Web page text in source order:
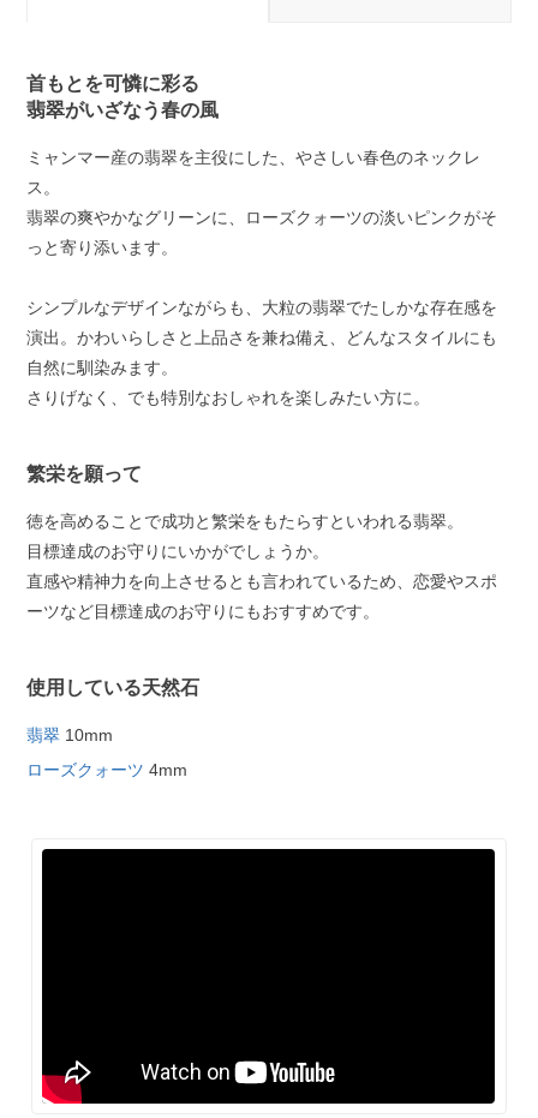
首もとを可憐に彩る
翡翠がいざなう春の風
ミャンマー産の翡翠を主役にした、やさしい春色のネックレ
ス。
翡翠の爽やかなグリーンに、ローズクォーツの淡いピンクがそ
っと寄り添います。
シンプルなデザインながらも、大粒の翡翠でたしかな存在感を
演出。かわいらしさと上品さを兼ね備え、どんなスタイルにも
自然に馴染みます。
さりげなく、でも特別なおしゃれを楽しみたい方に。
繁栄を願って
徳を高めることで成功と繁栄をもたらすといわれる翡翠。
目標達成のお守りにいかがでしょうか。
直感や精神力を向上させるとも言われているため、恋愛やスポ
ーツなど目標達成のお守りにもおすすめです。
使用している天然石
翡翠 10mm
ローズクォーツ 4mm